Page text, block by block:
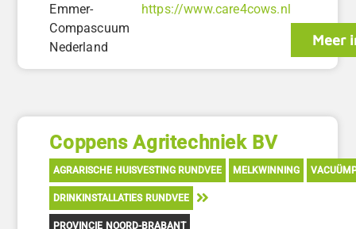
Emmer-
Compascuum
Nederland
https://www.care4cows.nl
Meer
Coppens Agritechniek BV
AGRARISCHE HUISVESTING RUNDVEE MELKWINNING
DRINKINSTALLATIES RUNDVEE
PROVINCIE NOORD-BRABANT